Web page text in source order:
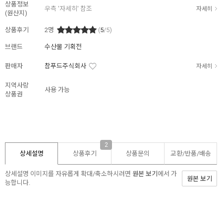
상품정보
(원산지)
우측 '자세히' 참조 자세히
상품후기 2명 (5/5)
브랜드 수산물 기획전
판매자 참푸드주식회사 자세히
지역사랑
상품권
사용 가능
상세설명 상품후기
2
상품문의 교환/반품/배송
상세설명 이미지를 자유롭게 확대/축소하시려면 원본 보기 에서 가
능합니다.
원본 보기